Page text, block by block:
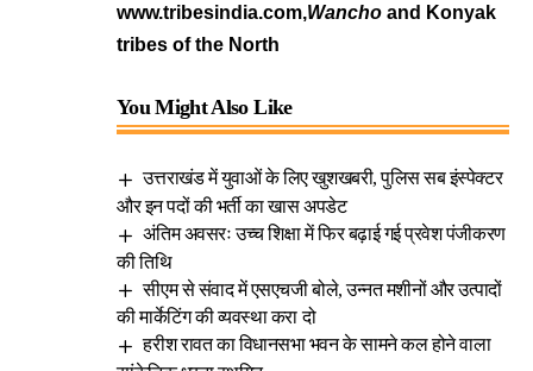
www.tribesindia.com,Wancho and Konyak
tribes of the North
You Might Also Like
उत्तराखंड में युवाओं के लिए खुशखबरी, पुलिस सब इंस्पेक्टर
और इन पदों की भर्ती का खास अपडेट
अंतिम अवसरः उच्च शिक्षा में फिर बढ़ाई गई प्रवेश पंजीकरण
की तिथि
सीएम से संवाद में एसएचजी बोले, उन्नत मशीनों और उत्पादों
की मार्केटिंग की व्यवस्था करा दो
हरीश रावत का विधानसभा भवन के सामने कल होने वाला